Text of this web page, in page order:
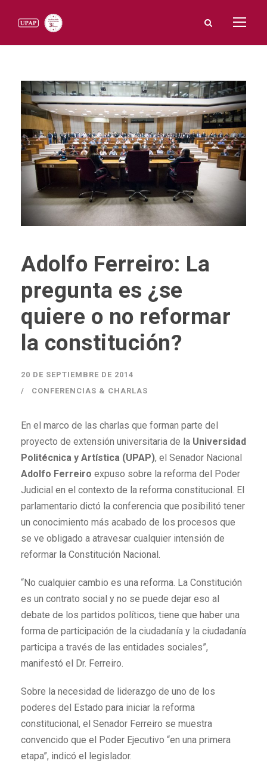
Adolfo Ferreiro: La
pregunta es ¿se
quiere o no reformar
la constitución?
20 DE SEPTIEMBRE DE 2014
CONFERENCIAS & CHARLAS
En el marco de las charlas que forman parte del
proyecto de extensión universitaria de la Universidad
Politécnica y Artística (UPAP), el Senador Nacional
Adolfo Ferreiro expuso sobre la reforma del Poder
Judicial en el contexto de la reforma constitucional. El
parlamentario dictó la conferencia que posibilitó tener
un conocimiento más acabado de los procesos que
se ve obligado a atravesar cualquier intensión de
reformar la Constitución Nacional.
“No cualquier cambio es una reforma. La Constitución
es un contrato social y no se puede dejar eso al
debate de los partidos políticos, tiene que haber una
forma de participación de la ciudadanía y la ciudadanía
participa a través de las entidades sociales”,
manifestó el Dr. Ferreiro.
Sobre la necesidad de liderazgo de uno de los
poderes del Estado para iniciar la reforma
constitucional, el Senador Ferreiro se muestra
convencido que el Poder Ejecutivo “en una primera
etapa”, indicó el legislador.